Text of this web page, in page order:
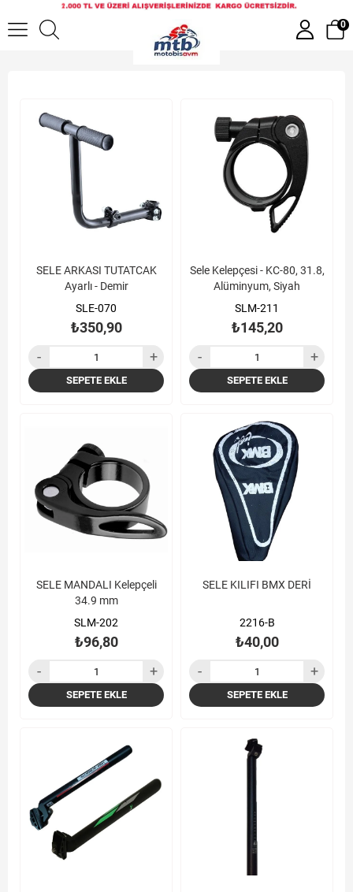
0
SELE ARKASI TUTATCAK
Ayarlı - Demir
SLE-070
₺350,90
SEPETE EKLE
Sele Kelepçesi - KC-80, 31.8,
Alüminyum, Siyah
SLM-211
₺145,20
SEPETE EKLE
SELE MANDALI Kelepçeli
34.9 mm
SLM-202
₺96,80
SEPETE EKLE
SELE KILIFI BMX DERİ
2216-B
₺40,00
SEPETE EKLE